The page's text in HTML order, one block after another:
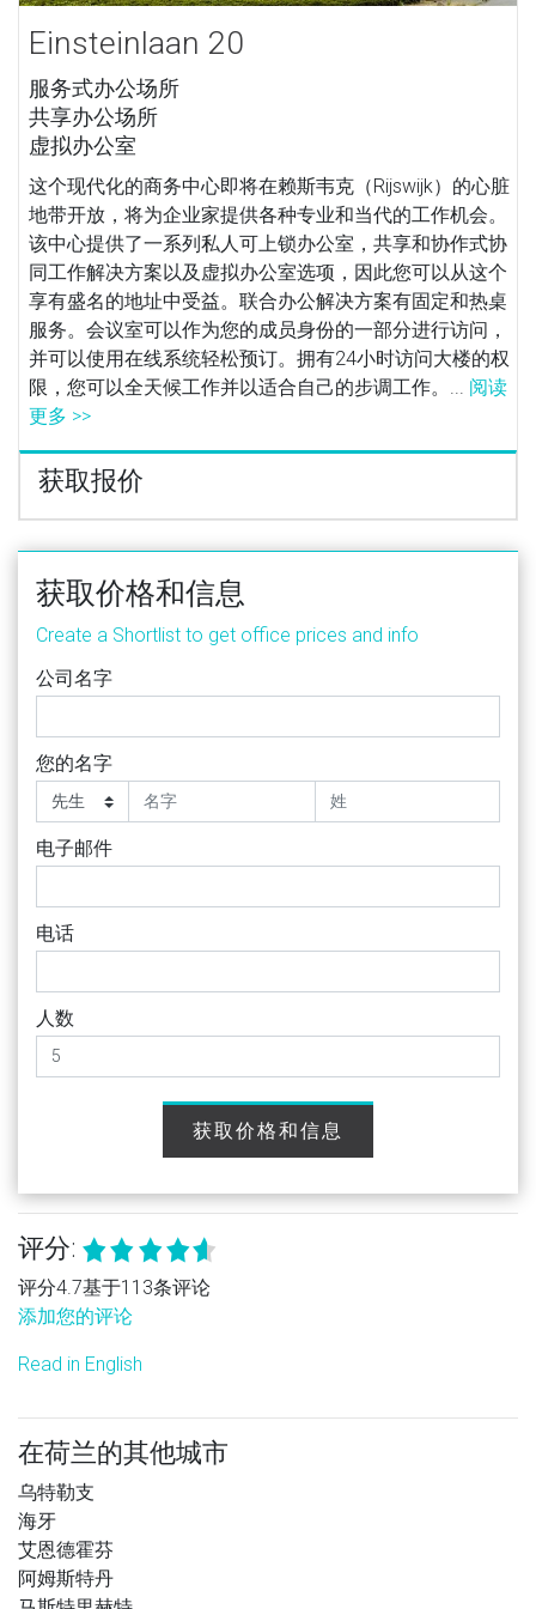
Einsteinlaan 20
服务式办公场所
共享办公场所
虚拟办公室
这个现代化的商务中心即将在赖斯韦克（Rijswijk）的心脏
地带开放，将为企业家提供各种专业和当代的工作机会。
该中心提供了一系列私人可上锁办公室，共享和协作式协
同工作解决方案以及虚拟办公室选项，因此您可以从这个
享有盛名的地址中受益。联合办公解决方案有固定和热桌
服务。会议室可以作为您的成员身份的一部分进行访问，
并可以使用在线系统轻松预订。拥有24小时访问大楼的权
限，您可以全天候工作并以适合自己的步调工作。... 阅读
更多 >>
获取报价
获取价格和信息
Create a Shortlist to get office prices and info
公司名字
您的名字
电子邮件
电话
人数
获取价格和信息
评分:
评分4.7基于113条评论
添加您的评论
Read in English
在荷兰的其他城市
乌特勒支
海牙
艾恩德霍芬
阿姆斯特丹